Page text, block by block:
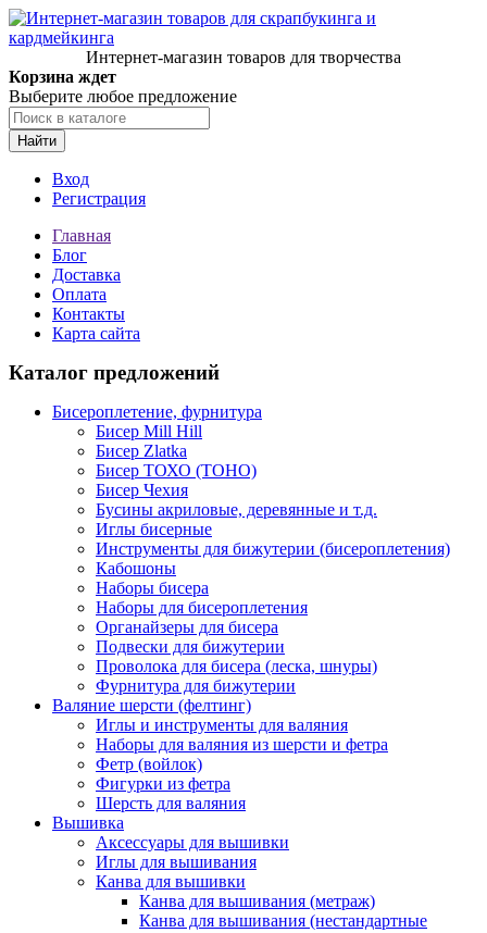
Интернет-магазин товаров для творчества
Корзина ждет
Выберите любое предложение
Найти
Вход
Регистрация
Главная
Блог
Доставка
Оплата
Контакты
Карта сайта
Каталог предложений
Бисероплетение, фурнитура
Бисер Mill Hill
Бисер Zlatka
Бисер ТОХО (TOHO)
Бисер Чехия
Бусины акриловые, деревянные и т.д.
Иглы бисерные
Инструменты для бижутерии (бисероплетения)
Кабошоны
Наборы бисера
Наборы для бисероплетения
Органайзеры для бисера
Подвески для бижутерии
Проволока для бисера (леска, шнуры)
Фурнитура для бижутерии
Валяние шерсти (фелтинг)
Иглы и инструменты для валяния
Наборы для валяния из шерсти и фетра
Фетр (войлок)
Фигурки из фетра
Шерсть для валяния
Вышивка
Аксессуары для вышивки
Иглы для вышивания
Канва для вышивки
Канва для вышивания (метраж)
Канва для вышивания (нестандартные